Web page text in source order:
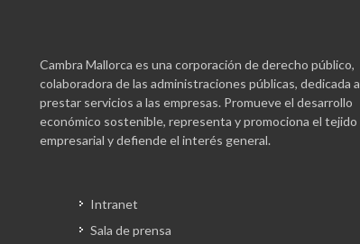
Cambra Mallorca es una corporación de derecho público,
colaboradora de las administraciones públicas, dedicada a
prestar servicios a las empresas. Promueve el desarrollo
económico sostenible, representa y promociona el tejido
empresarial y defiende el interés general.
Intranet
Sala de prensa